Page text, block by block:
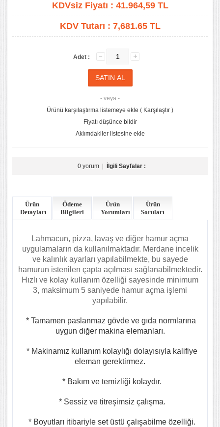
KDVsiz Fiyatı : 41.964,59TL
KDV Tutarı : 7,681.65 TL
Adet :
- veya -
Ürünü karşılaştırma listemeye ekle ( Karşılaştır )
Fiyatı düşünce bildir
Aklımdakiler listesine ekle
0 yorum| İlgili Sayfalar :
Ürün
Detayları
Ödeme
Bilgileri
Ürün
Yorumları
Ürün
Soruları
Lahmacun, pizza, lavaş ve diğer hamur açma
uygulamaların da kullanılmaktadır. Merdane incelik
ve kalınlık ayarları yapılabilmekte, bu sayede
hamurun istenilen çapta açılması sağlanabilmektedir.
Hızlı ve kolay kullanım özelliği sayesinde minimum
3, maksimum 5 saniyede hamur açma işlemi
yapılabilir.
* Tamamen paslanmaz gövde ve gıda normlarına
uygun diğer makina elemanları.
* Makinamız kullanım kolaylığı dolayısıyla kalifiye
eleman gerektirmez.
* Bakım ve temizliği kolaydır.
* Sessiz ve titreşimsiz çalışma.
* Boyutları itibariyle set üstü çalışabilme özelliği.